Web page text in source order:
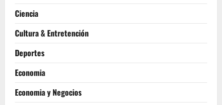
Ciencia
Cultura & Entretención
Deportes
Economia
Economia y Negocios